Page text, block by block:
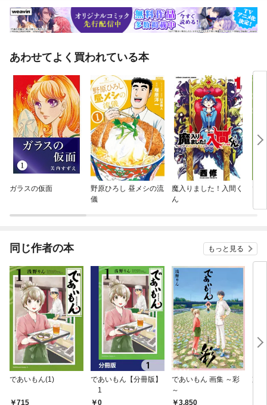
あわせてよく買われている本
ガラスの仮面
野原ひろし 昼メシの流
儀
魔入りました！入間く
ん
で
同じ作者の本 もっと見る
であいもん(1)
715
であいもん【分冊版】
1
0
であいもん 画集 ～彩
～
3,850
京